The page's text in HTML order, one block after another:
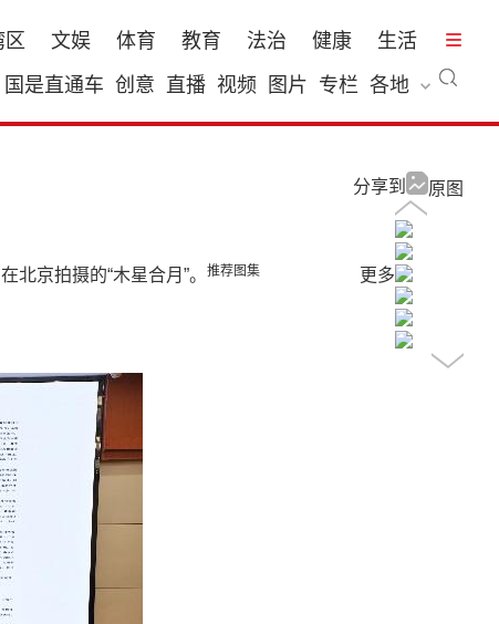
区 文娱 体育 教育 法治 健康
生活
国是直通车 创意 直播 视频 图片 专栏 各地
原图
分享到
京拍摄的“木星合月”。 推荐图集 更多